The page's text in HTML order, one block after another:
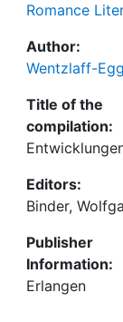
Romance
Author:
Wentzlaff-
Title of the
compilation:
Editors:
Binder,
Publisher
Information:
Erlangen